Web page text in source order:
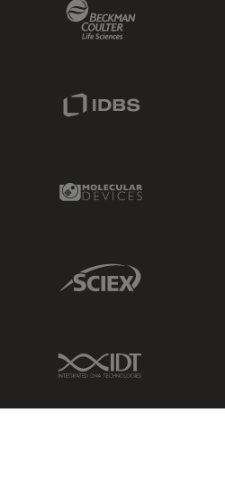
Molecular Devices
Sciex Link
IDT Link